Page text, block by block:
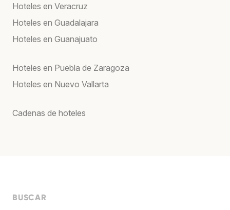
Hoteles en Veracruz
Hoteles en Guadalajara
Hoteles en Guanajuato
Hoteles en Puebla de Zaragoza
Hoteles en Nuevo Vallarta
Cadenas de hoteles
BUSCAR